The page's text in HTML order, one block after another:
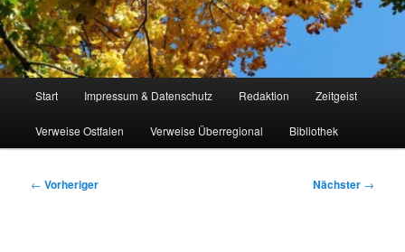
Start Impressum & Datenschutz Redaktion Zeitgeist
Verweise Ostfalen Verweise Überregional Bibliothek
Beitragsnavigation
← Vorheriger Nächster →